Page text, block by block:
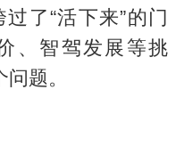
了“活下来”的门
、智驾发展等挑
题。